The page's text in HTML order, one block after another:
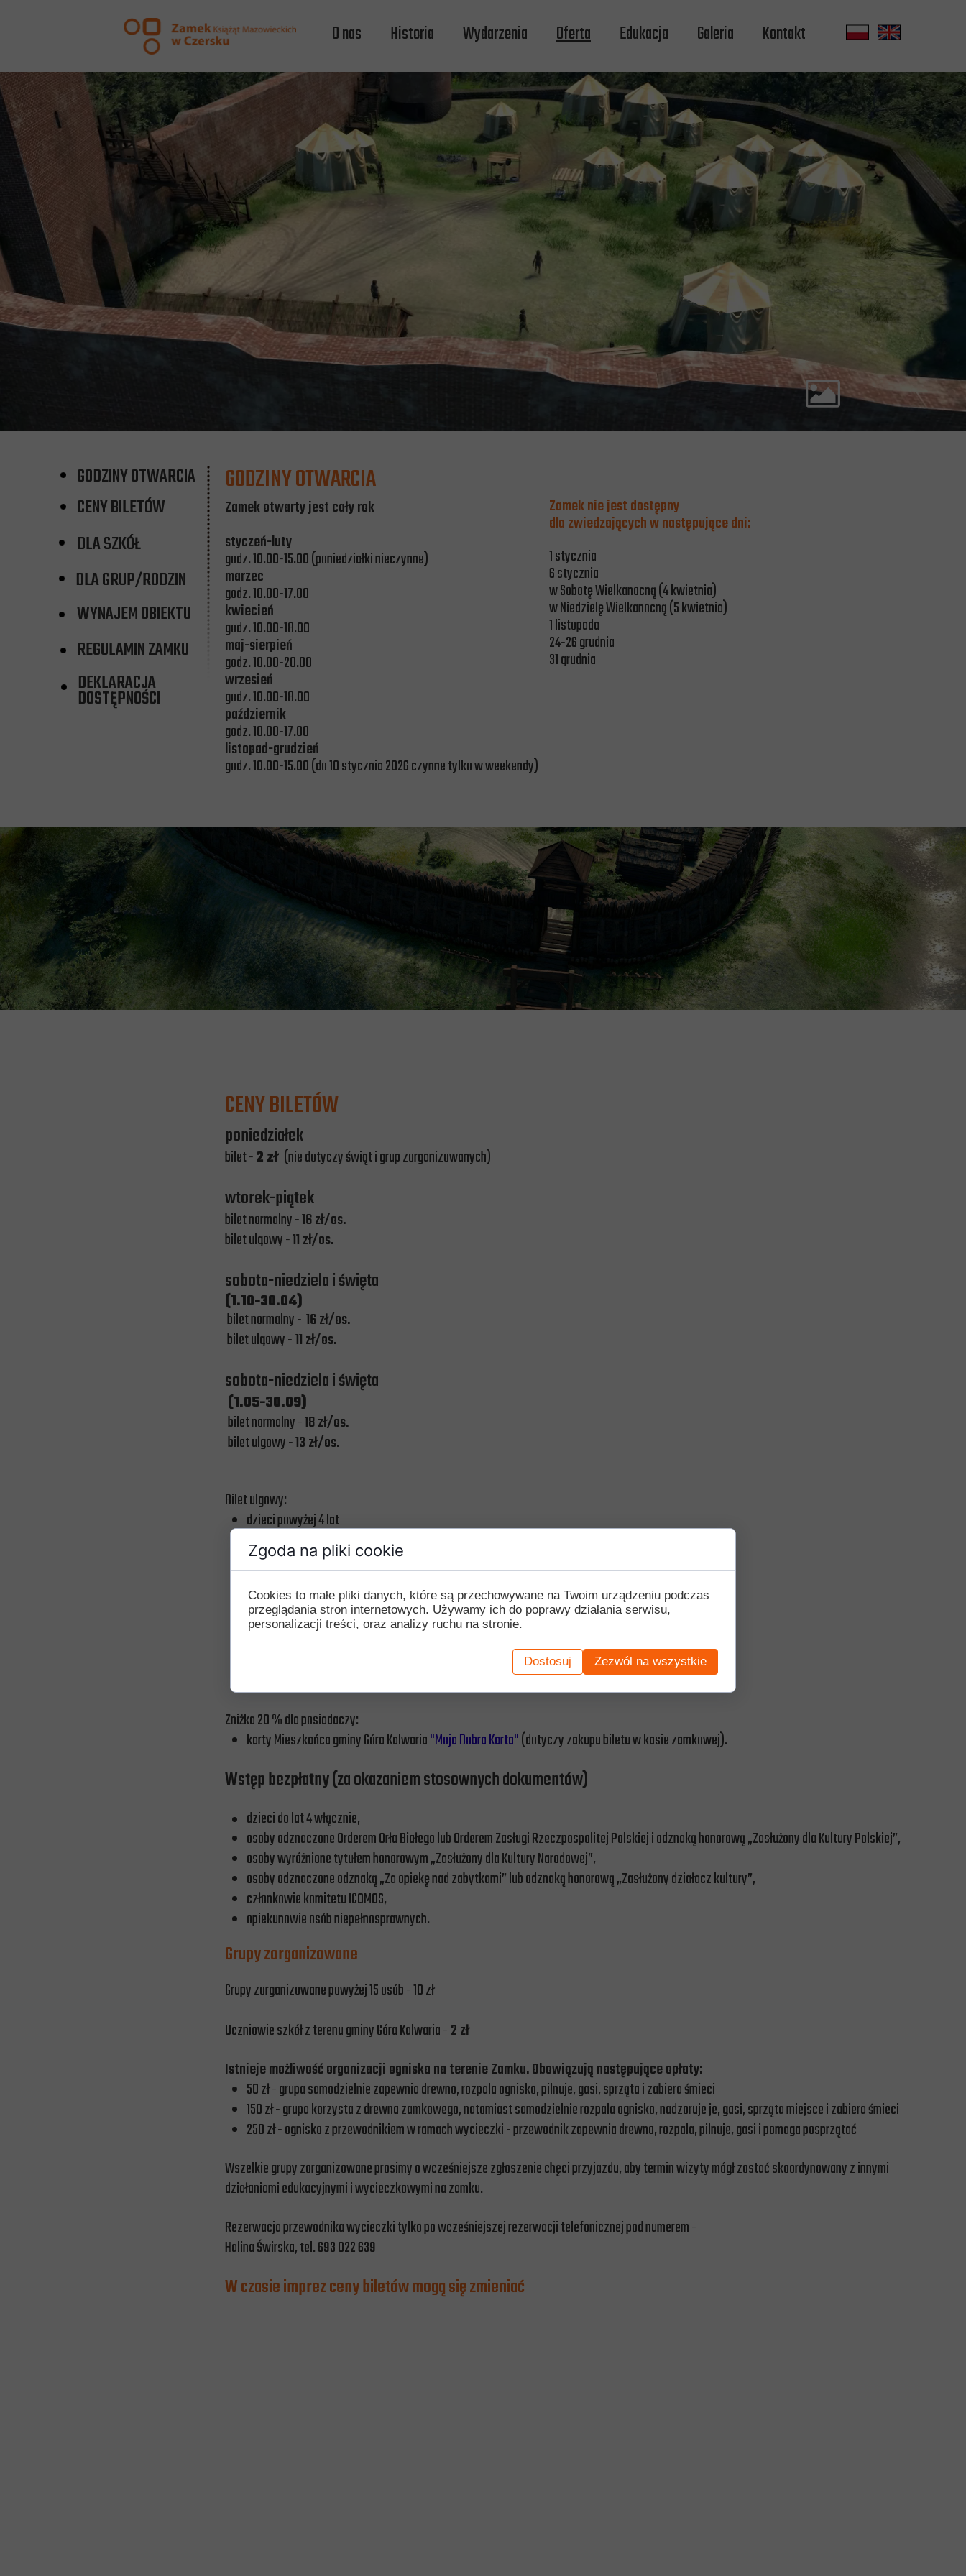
DEKLARACJA
DOSTĘPNOŚCI
CENY BILETÓW
poniedziałek
bilet -2 zł (nie dotyczyświątigrup zorganizowanych)
wtorek-piątek
bilet normalny -16 zł/os.
bilet ulgowy -11 zł/os.
sobota-niedziela i święta
(1.10-30.04)
bilet normalny - 16 zł/os.
bilet ulgowy -11 zł/os.
sobota-niedziela i święta
(1.05-30.09)
bilet normalny -18 zł/os.
bilet ulgowy -13 zł/os.
Bilet ulgowy:
dzieci powyżej 4 lat
uczniowie szkół podstawowych i ponadpodstawowych
studenci
renciści
inwalidzi
Zniżka 20 % dla posiadaczy:
karty Mieszkańca gminy Góra Kalwaria"Moja Dobra Karta"(dotyczy zakupu biletu w kasie zamkowej).
Wstęp bezpłatny (za okazaniem stosownych dokumentów)
dzieci do lat 4 włącznie,
osoby odznaczone Orderem Orła Białego lub Orderem Zasługi Rzeczpospolitej Polskiej iodznaką honorową „Zasłużony dla Kultury Polskiej”,
osoby wyróżnione tytułem honorowym „Zasłużony dla Kultury Narodowej”,
osoby odznaczone odznaką „Za opiekę nad zabytkami” lub odznaką honorową „Zasłużony działacz kultury”,
członkowie komitetu ICOMOS,
opiekunowie osób niepełnosprawnych.
Grupy zorganizowane
Grupy zorganizowane powyżej 15 osób - 10 zł
Uczniowie szkół z terenu gminy Góra Kalwaria -2 zł
Istnieje możliwość organizacji ogniska na terenie Zamku. Obowiązują następujące opłaty:
50 zł - grupa samodzielnie zapewnia drewno, rozpala ognisko, pilnuje, gasi, sprząta i zabiera śmieci
150 zł - grupa korzysta z drewna zamkowego, natomiast samodzielnie rozpala ognisko, nadzoruje je, gasi, sprząta miejsce i zabiera śmieci
250 zł - ognisko z przewodnikiem w ramach wycieczki - przewodnik zapewnia drewno, rozpala, pilnuje, gasi i pomaga posprzątać
Wszelkie grupy zorganizowane prosimy o wcześniejsze zgłoszenie chęci przyjazdu, aby termin wizyty mógł zostać skoordynowany z innymi
działaniami edukacyjnymi i wycieczkowymi na zamku.
Rezerwacja przewodnika wycieczki tylko po wcześniejszej rezerwacji telefonicznej pod numerem -
Halina Świrska, tel. 693 022 639
W czasie imprez ceny biletów mogą się zmieniać
GODZINY OTWARCIA
Zamek nie jest dostępny
dla zwiedzających w następujące dni:
1 stycznia
6 stycznia
w Sobotę Wielkanocną (4 kwietnia)
w Niedzielę Wielkanocną (5 kwietnia)
1 listopada
24-26 grudnia
31 grudnia
Zamek otwarty jest cały rok
styczeń-luty
godz. 10.00-15.00 (poniedziałki nieczynne)
marzec
godz. 10.00-17.00
kwiecień
godz. 10.00-18.00
maj-sierpień
godz. 10.00-20.00
wrzesień
godz. 10.00-18.00
październik
godz. 10.00-17.00
listopad-grudzień
godz. 10.00-15.00 (do 10 stycznia 2026 czynne tylko w weekendy)
REGULAMIN ZAMKU
WYNAJEM OBIEKTU
DLA GRUP/RODZIN
DLA SZKÓŁ
CENY BILETÓW
GODZINY OTWARCIA
O nas Historia Wydarzenia Oferta Edukacja Galeria Kontakt
Zgoda na pliki cookie
Cookies to małe pliki danych, które są przechowywane na Twoim urządzeniu podczas
przeglądania stron internetowych. Używamy ich do poprawy działania serwisu,
personalizacji treści, oraz analizy ruchu na stronie.
Dostosuj Zezwól na wszystkie